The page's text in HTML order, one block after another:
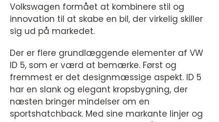
Volkswagen formået at kombinere stil og
innovation til at skabe en bil, der virkelig skiller
sig ud på markedet.
Der er flere grundlæggende elementer af VW
ID 5, som er værd at bemærke. Først og
fremmest er det designmæssige aspekt. ID 5
har en slank og elegant kropsbygning, der
næsten bringer mindelser om en
sportshatchback. Med sine markante linjer og